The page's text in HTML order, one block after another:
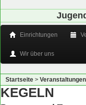
Einrichtungen
Wir über uns
Startseite > Veranstaltungen
KEGELN